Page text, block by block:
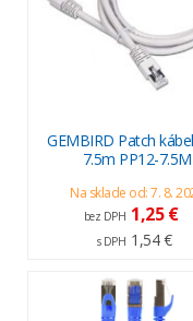
GEMBIRD Patch
7.5m PP12-7.5M
Na sklade od: 7. 8.
bez DPH 1,25 €
s DPH 1,54 €